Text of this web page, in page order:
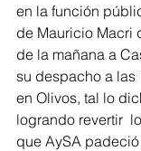
en la función
de Mauricio Macri
de la mañana a
su despacho a las
en Olivos, tal lo
logrando revertir
que AySA